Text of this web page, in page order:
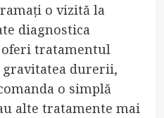
o vizită la
diagnostica
oferi tratamentul
durerii,
o simplă
alte tratamente mai